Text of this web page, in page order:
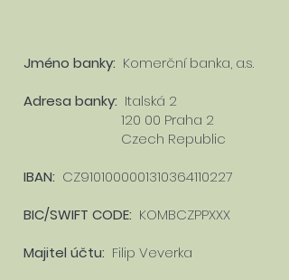
Jméno banky: Komerční banka, a.s.
Adresa banky: Italská 2
120 00 Praha 2
Czech Republic
IBAN: CZ9101000001310364110227
BIC/SWIFT CODE: KOMBCZPPXXX
Majitel účtu: Filip Veverka